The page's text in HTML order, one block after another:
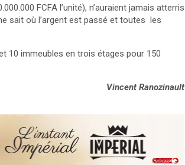
FCFA l’unité), n’auraient jamais atterris
sait où l’argent est passé et toutes les
10 immeubles en trois étages pour 150
Vincent Ranozinault